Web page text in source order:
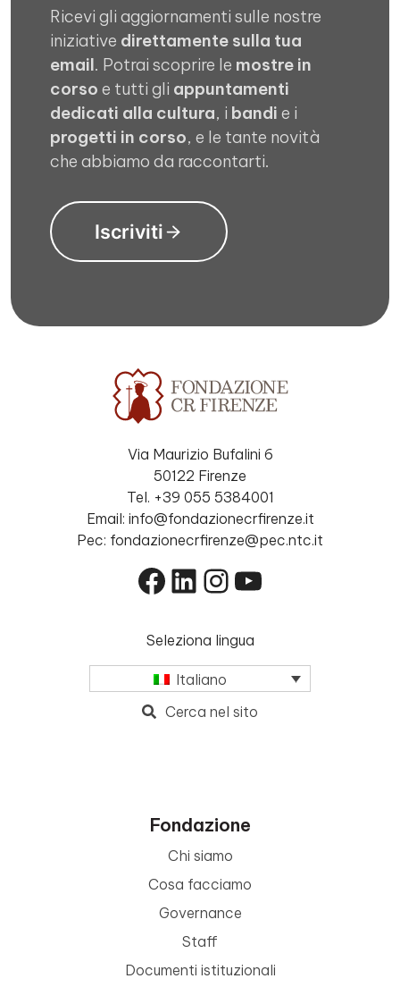
Ricevi gli aggiornamenti sulle nostre
iniziative direttamente sulla tua
email. Potrai scoprire le mostre in
corso e tutti gli appuntamenti
dedicati alla cultura, i bandi e i
progetti in corso, e le tante novità
che abbiamo da raccontarti.
Iscriviti
Via Maurizio Bufalini 6
50122 Firenze
Tel. +39 055 5384001
Email: info@fondazionecrfirenze.it
Pec: fondazionecrfirenze@pec.ntc.it
Facebook
LinkedIn
Instagram
YouTube
Seleziona lingua
Italiano
Cerca nel sito
Fondazione
Chi siamo
Cosa facciamo
Governance
Staff
Documenti istituzionali